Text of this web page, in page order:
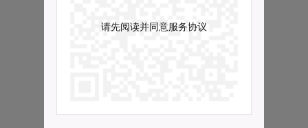
请先阅读并同意服务协议